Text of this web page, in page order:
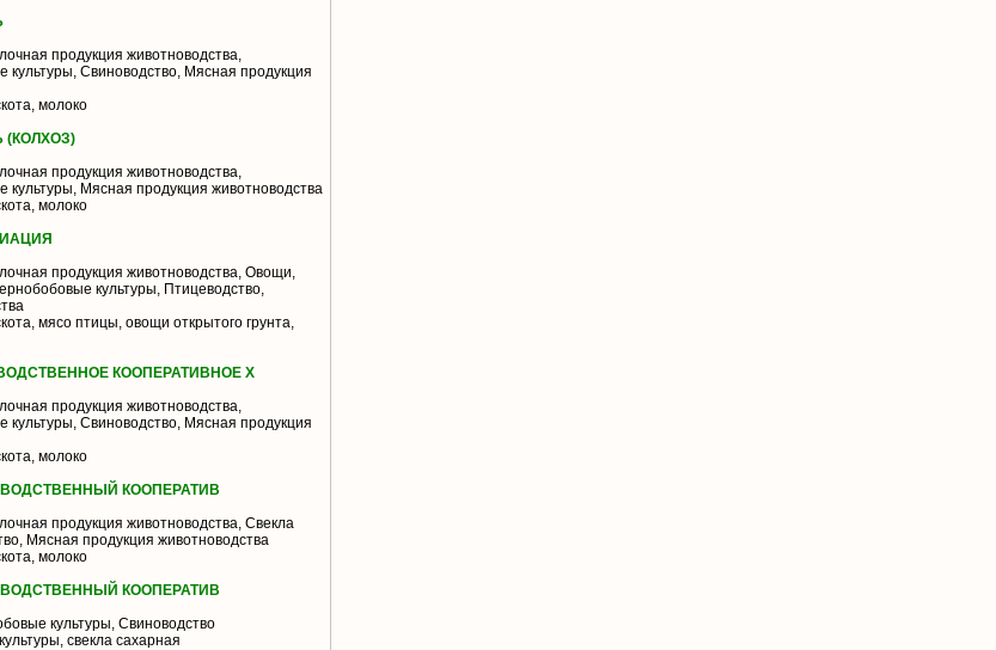
продукция животноводства,
Свиноводство, Мясная продукция
молоко
продукция животноводства,
Мясная продукция животноводства
молоко
продукция животноводства, Овощи,
культуры, Птицеводство,
мясо птицы, овощи открытого грунта,
КООПЕРАТИВНОЕ Х
продукция животноводства,
Свиноводство, Мясная продукция
молоко
КООПЕРАТИВ
продукция животноводства, Свекла
Мясная продукция животноводства
молоко
КООПЕРАТИВ
культуры, Свиноводство
свекла сахарная